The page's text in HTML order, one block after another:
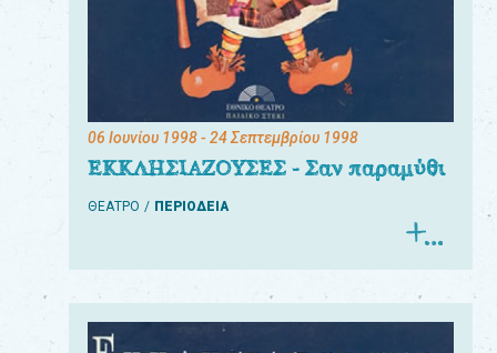
06 Ιουνίου 1998- 24 Σεπτεμβρίου 1998
ΕΚΚΛΗΣΙΑΖΟΥΣΕΣ - Σαν παραμύθι
ΘΕΑΤΡΟ ΠΕΡΙΟΔΕΙΑ